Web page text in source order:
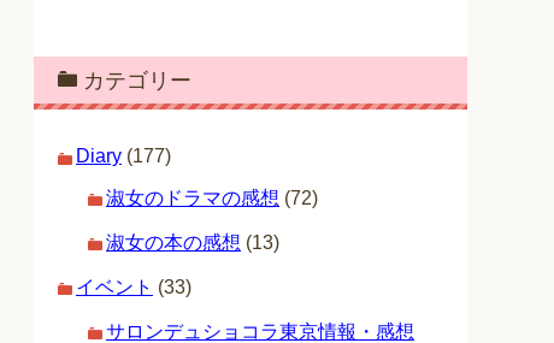
カテゴリー
Diary (177)
淑女のドラマの感想 (72)
淑女の本の感想 (13)
イベント (33)
サロンデュショコラ東京情報・感想